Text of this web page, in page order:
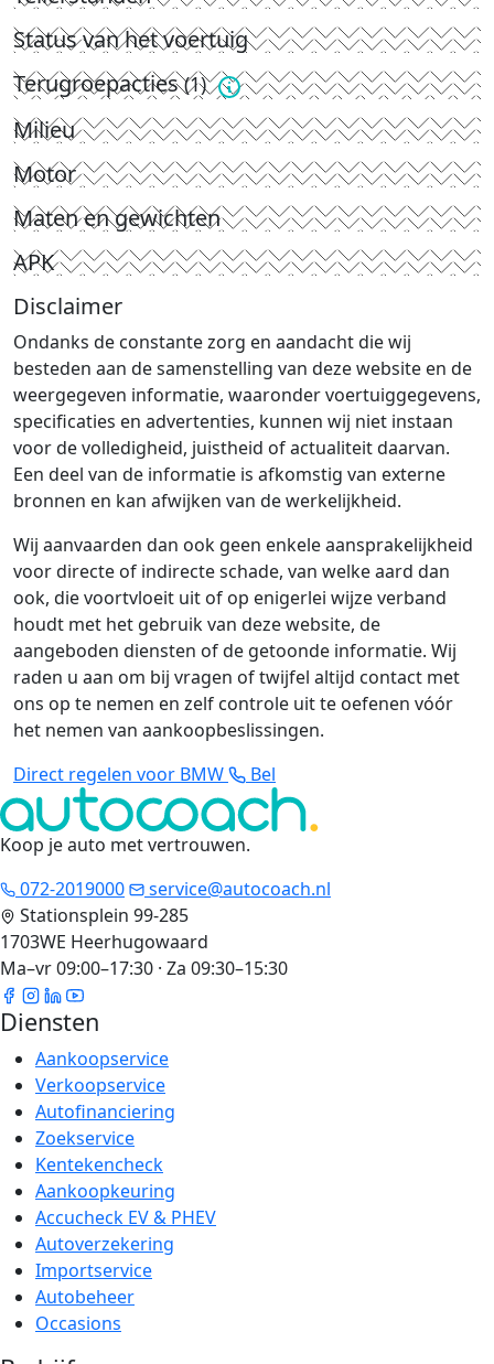
Status van het voertuig
Terugroepacties(1)
Milieu
Motor
Maten en gewichten
APK
Disclaimer
Ondanks de constante zorg en aandacht die wij
besteden aan de samenstelling van deze website en de
weergegeven informatie, waaronder voertuiggegevens,
specificaties en advertenties, kunnen wij niet instaan
voor de volledigheid, juistheid of actualiteit daarvan.
Een deel van de informatie is afkomstig van externe
bronnen en kan afwijken van de werkelijkheid.
Wij aanvaarden dan ook geen enkele aansprakelijkheid
voor directe of indirecte schade, van welke aard dan
ook, die voortvloeit uit of op enigerlei wijze verband
houdt met het gebruik van deze website, de
aangeboden diensten of de getoonde informatie. Wij
raden u aan om bij vragen of twijfel altijd contact met
ons op te nemen en zelf controle uit te oefenen vóór
het nemen van aankoopbeslissingen.
Direct regelen voor BMW
Bel
Koop je auto met vertrouwen.
072-2019000
service@autocoach.nl
Stationsplein 99-285
1703WE Heerhugowaard
Ma–vr 09:00–17:30 · Za 09:30–15:30
Diensten
Aankoopservice
Verkoopservice
Autofinanciering
Zoekservice
Kentekencheck
Aankoopkeuring
Accucheck EV & PHEV
Autoverzekering
Importservice
Autobeheer
Occasions